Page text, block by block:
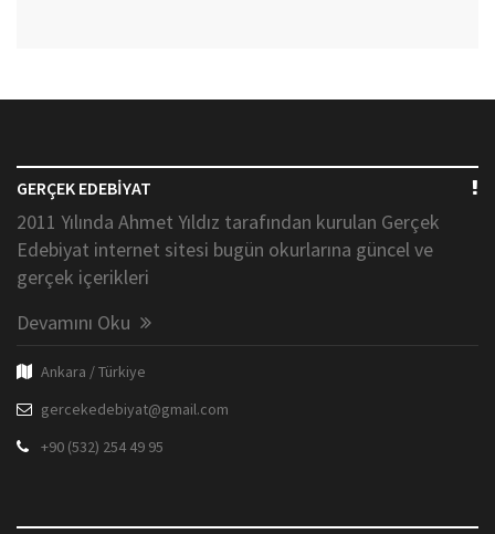
GERÇEK EDEBİYAT
2011 Yılında Ahmet Yıldız tarafından kurulan Gerçek
Edebiyat internet sitesi bugün okurlarına güncel ve
gerçek içerikleri
Devamını Oku
Ankara / Türkiye
gercekedebiyat@gmail.com
+90 (532) 254 49 95